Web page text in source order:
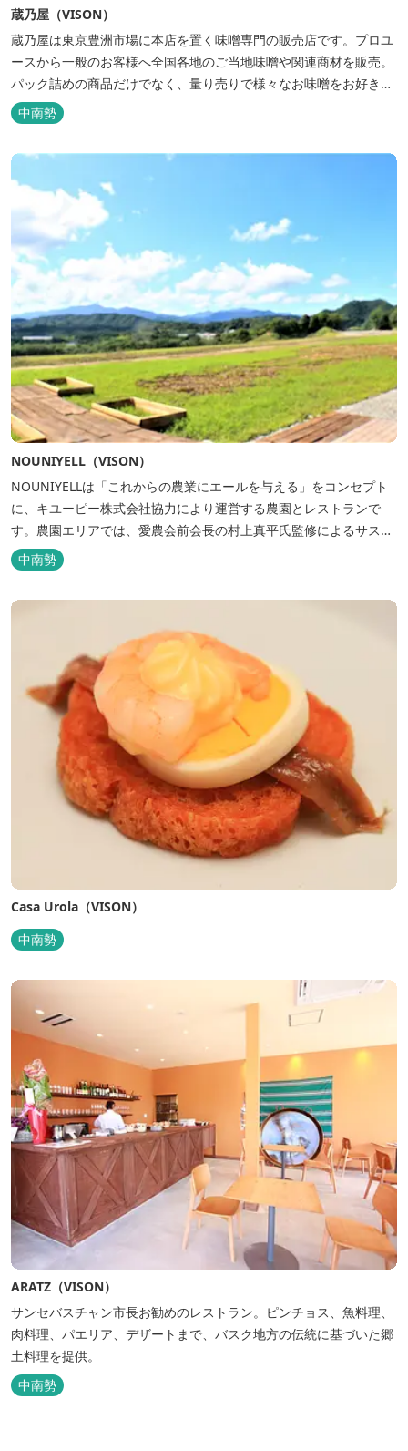
蔵乃屋（VISON）
蔵乃屋は東京豊洲市場に本店を置く味噌専門の販売店です。プロユ
ースから一般のお客様へ全国各地のご当地味噌や関連商材を販売。
パック詰めの商品だけでなく、量り売りで様々なお味噌をお好きな
量だけ購入できます。 また、VISON店では日本の伝統食品である
味噌について楽しく学べる「味噌の手作り教室」を店舗内で毎日開
催しています。(当日先着6組...
中南勢
NOUNIYELL（VISON）
NOUNIYELLは「これからの農業にエールを与える」をコンセプト
に、キユーピー株式会社協力により運営する農園とレストランで
す。農園エリアでは、愛農会前会長の村上真平氏監修によるサステ
ィナブルでオーガニックな農園づくりを行い、併設されたレストラ
ンでは地産地消で有名なイタリアンシェフ奥田政行氏監修によるイ
中南勢
Casa Urola（VISON）
中南勢
ARATZ（VISON）
サンセバスチャン市長お勧めのレストラン。ピンチョス、魚料理、
肉料理、パエリア、デザートまで、バスク地方の伝統に基づいた郷
土料理を提供。
中南勢